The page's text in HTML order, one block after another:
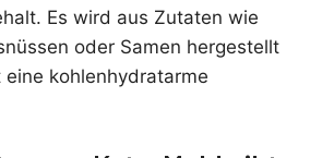
Es wird aus Zutaten wie
oder Samen hergestellt
kohlenhydratarme